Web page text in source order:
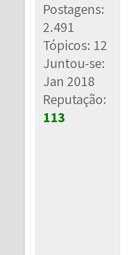
Postagens:
2.491
Tópicos: 12
Juntou-se:
Jan 2018
Reputação:
113